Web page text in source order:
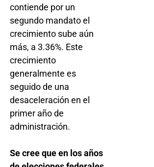
contiende por un
segundo mandato el
crecimiento sube aún
más, a 3.36%. Este
crecimiento
generalmente es
seguido de una
desaceleración en el
primer año de
administración.
Se cree que en los años